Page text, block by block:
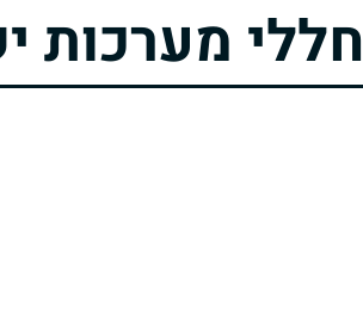
חללי מערכות